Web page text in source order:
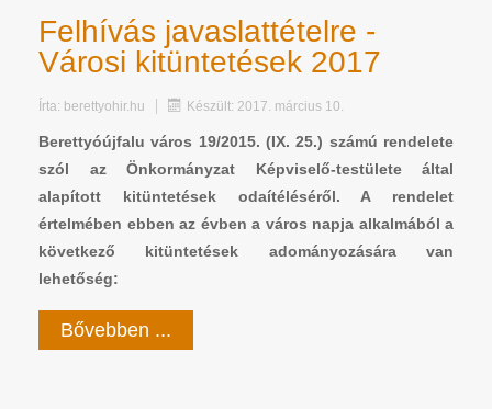
Felhívás javaslattételre -
Városi kitüntetések 2017
Írta: berettyohir.hu Készült: 2017. március 10.
Berettyóújfalu város 19/2015. (IX. 25.) számú rendelete
szól az Önkormányzat Képviselő-testülete által
alapított kitüntetések odaítéléséről. A rendelet
értelmében ebben az évben a város napja alkalmából a
következő kitüntetések adományozására van
lehetőség:
Bővebben ...